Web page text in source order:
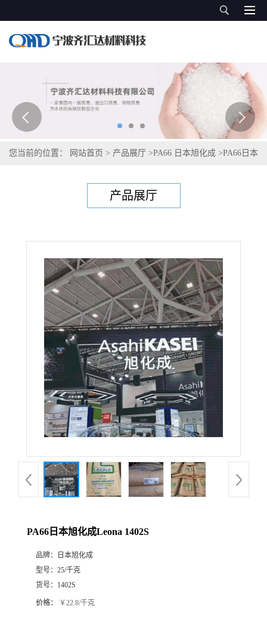
您当前的位置： 网站首页 > 产品展厅 >PA66 日本旭化成 >PA66日本
产品展厅
PA66日本旭化成Leona 1402S
品牌：
日本旭化成
型号： 25/千克
货号： 1402S
价格： ￥22.8/千克